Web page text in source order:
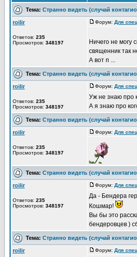
Тема: Странно видеть (случай
roilir
Ответов: 235
Просмотров: 348197
Форум: Для
Ничего не могу
священник так
А вот п ...
Тема: Странно видеть (случай
roilir
Ответов: 235
Просмотров: 348197
Форум: Для
Уж не знаю про
А я знаю про
Тема: Странно видеть (случай
roilir
Ответов: 235
Просмотров: 348197
Форум: Для
Тема: Странно видеть (случай
roilir
Ответов: 235
Просмотров: 348197
Форум: Для
Да - Бендера
Кошмар!
Вы бы это
бендеровцев )
Тема: Странно видеть (случай
roilir Форум: Для